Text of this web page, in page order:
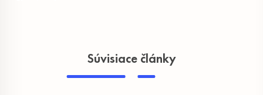
Súvisiace články